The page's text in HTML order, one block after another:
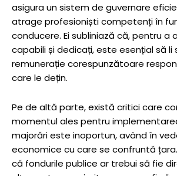
asigura un sistem de guvernare
atrage profesioniști competenți în
conducere. Ei subliniază că, pentru a
capabili și dedicați, este esențial să li
remunerație corespunzătoare
care le dețin.
Pe de altă parte, există critici care
momentul ales pentru
majorări este inoportun, având în
economice cu care se confruntă
că fondurile publice ar trebui să fie